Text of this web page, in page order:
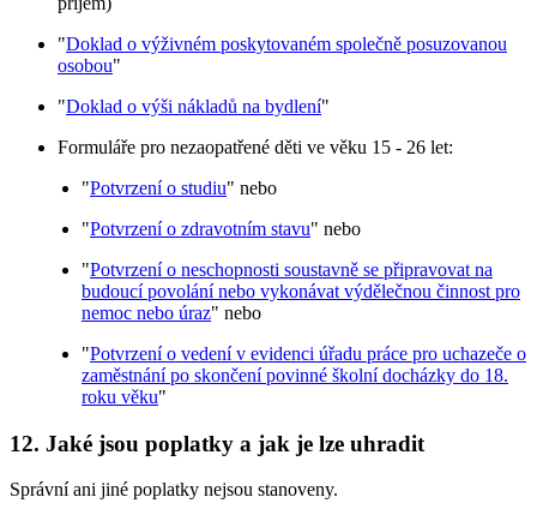
"Doklad o výživném poskytovaném společně posuzovanou
osobou"
"Doklad o výši nákladů na bydlení"
Formuláře pro nezaopatřené děti ve věku 15 - 26 let:
"Potvrzení o studiu" nebo
"Potvrzení o zdravotním stavu" nebo
"Potvrzení o neschopnosti soustavně se připravovat na
budoucí povolání nebo vykonávat výdělečnou činnost pro
nemoc nebo úraz" nebo
"Potvrzení o vedení v evidenci úřadu práce pro uchazeče o
zaměstnání po skončení povinné školní docházky do 18.
roku věku"
12. Jaké jsou poplatky a jak je lze uhradit
Správní ani jiné poplatky nejsou stanoveny.